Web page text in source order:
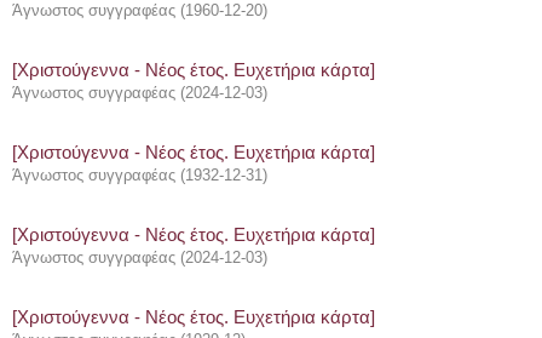
Άγνωστος συγγραφέας (1960-12-20)
[Χριστούγεννα - Νέος έτος. Ευχετήρια κάρτα]
Άγνωστος συγγραφέας (2024-12-03)
[Χριστούγεννα - Νέος έτος. Ευχετήρια κάρτα]
Άγνωστος συγγραφέας (1932-12-31)
[Χριστούγεννα - Νέος έτος. Ευχετήρια κάρτα]
Άγνωστος συγγραφέας (2024-12-03)
[Χριστούγεννα - Νέος έτος. Ευχετήρια κάρτα]